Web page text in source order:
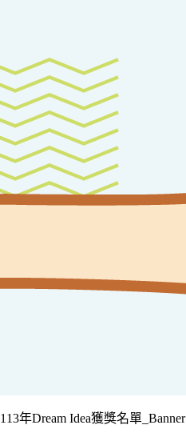
113年Dream Idea獲獎名單_Banner